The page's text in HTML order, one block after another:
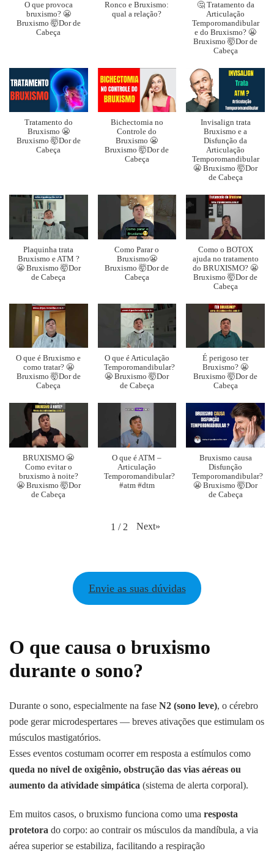
O que provoca
bruxismo? 😬
Bruxismo 🤯Dor de
Cabeça
Ronco e Bruxismo:
qual a relação?
🤔 Tratamento da
Articulação
Temporomandibular
e do Bruxismo? 😬
Bruxismo 🤯Dor de
Cabeça
Tratamento do
Bruxismo 😬
Bruxismo 🤯Dor de
Cabeça
Bichectomia no
Controle do
Bruxismo 😬
Bruxismo 🤯Dor de
Cabeça
Invisalign trata
Bruxismo e a
Disfunção da
Articulação
Temporomandibular
😬 Bruxismo 🤯Dor
de Cabeça
Plaquinha trata
Bruxismo e ATM ?
😬 Bruxismo 🤯Dor
de Cabeça
Como Parar o
Bruxismo😬
Bruxismo 🤯Dor de
Cabeça
Como o BOTOX
ajuda no tratamento
do BRUXISMO? 😬
Bruxismo 🤯Dor de
Cabeça
O que é Bruxismo e
como tratar? 😬
Bruxismo 🤯Dor de
Cabeça
O que é Articulação
Temporomandibular?
😬 Bruxismo 🤯Dor
de Cabeça
É perigoso ter
Bruxismo? 😬
Bruxismo 🤯Dor de
Cabeça
BRUXISMO 😬
Como evitar o
bruxismo à noite?
😬 Bruxismo 🤯Dor
de Cabeça
O que é ATM –
Articulação
Temporomandibular?
#atm #dtm
Bruxismo causa
Disfunção
Temporomandibular?
😬 Bruxismo 🤯Dor
de Cabeça
1 / 2 Next»
Envie as suas dúvidas
O que causa o bruxismo
durante o sono?
Durante o sono, especialmente na fase N2 (sono leve), o cérebro
pode gerar microdespertares — breves ativações que estimulam os
músculos mastigatórios.
Esses eventos costumam ocorrer em resposta a estímulos como
queda no nível de oxigênio, obstrução das vias aéreas ou
aumento da atividade simpática (sistema de alerta corporal).
Em muitos casos, o bruxismo funciona como uma resposta
protetora do corpo: ao contrair os músculos da mandíbula, a via
aérea superior se estabiliza, facilitando a respiração